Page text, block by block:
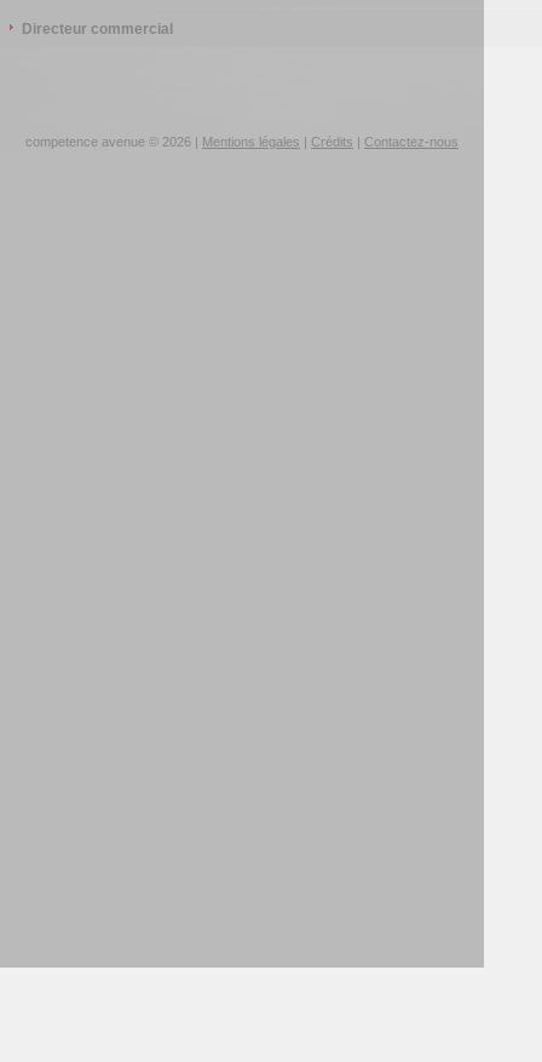
Directeur commercial
competence avenue © 2026 | Mentions légales Crédits Contactez-nous